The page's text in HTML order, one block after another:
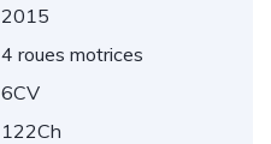
2015
4 roues motrices
6CV
122Ch